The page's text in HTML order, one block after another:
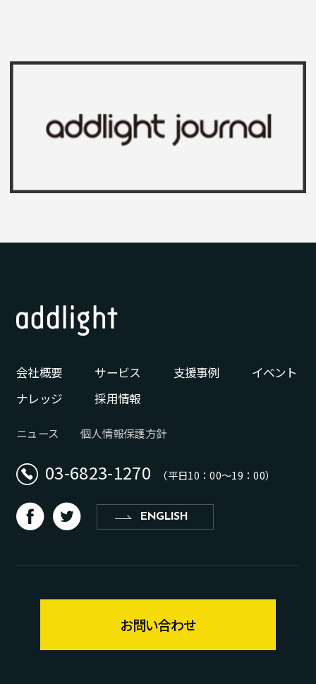
会社概要 サービス 支援事例
イベント
ナレッジ
採用情報
ニュース 個人情報保護方針
03-6823-1270 （平日10：00〜19：00）
d b ENGLISH
お問い合わせ